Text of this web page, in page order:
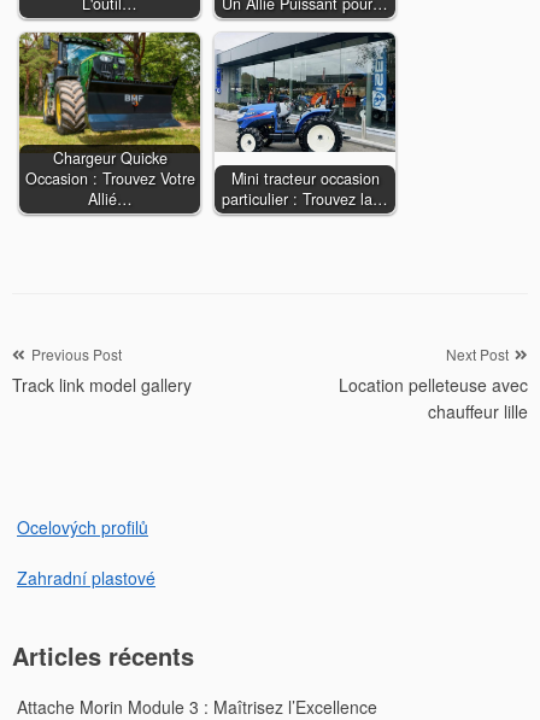
Chargeur Quicke
Occasion : Trouvez Votre
Allié…
Mini tracteur occasion
particulier : Trouvez la…
Navigation
de
Previous Post
Track link model gallery
Next Post
Location pelleteuse avec
chauffeur lille
Ocelových profilů
Zahradní plastové
Articles récents
Attache Morin Module 3 : Maîtrisez l’Excellence